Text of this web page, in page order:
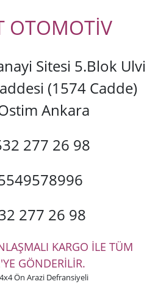
OTOMOTİV
Sitesi 5.Blok Ulvi
(1574 Cadde)
Ankara
277 26 98
277 26 98
KARGO İLE TÜM
GÖNDERİLİR.
Ön Arazi Defransiyeli